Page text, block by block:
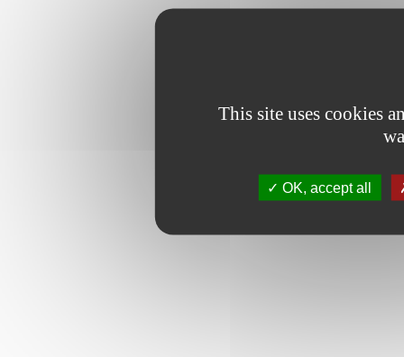
This site uses cookies
OK, accept all